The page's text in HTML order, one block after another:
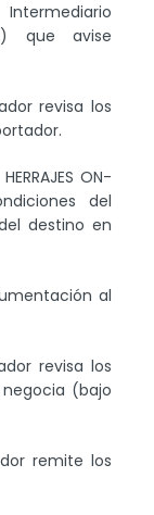
que avise
revisa los
ON-
del
destino en
al
revisa los
(bajo
remite los